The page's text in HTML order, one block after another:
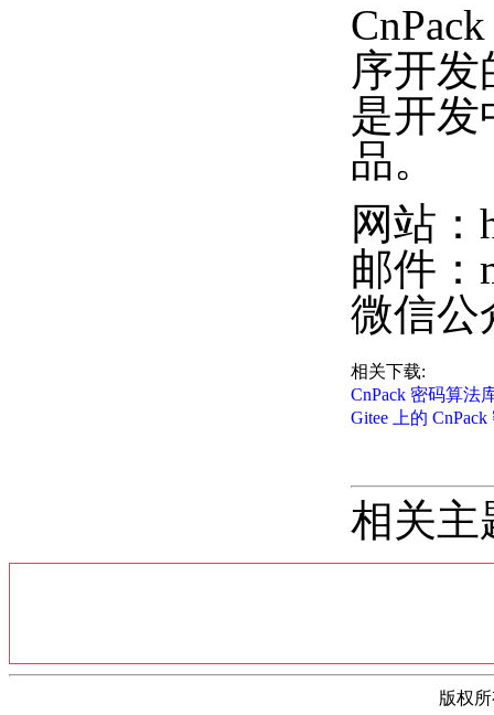
序开
是开发
品。
网站：
邮件：
微信公
相关下载:
CnPack 密码算法
Gitee 上的
相关主
版权